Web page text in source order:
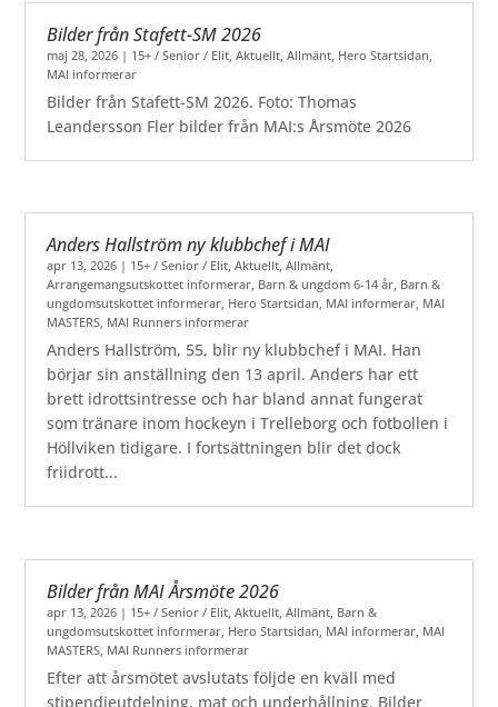
Bilder från Stafett-SM 2026
maj 28, 2026 | 15+ / Senior / Elit,Aktuellt,Allmänt, Hero Startsidan,
MAI informerar
Bilder från Stafett-SM 2026. Foto: Thomas
Leandersson Fler bilder från MAI:s Årsmöte 2026
Anders Hallström ny klubbchef i MAI
apr 13, 2026 | 15+ / Senior / Elit,Aktuellt,Allmänt,
Arrangemangsutskottet informerar, Barn & ungdom 6-14 år, Barn &
ungdomsutskottet informerar, Hero Startsidan, MAI informerar, MAI
MASTERS, MAI Runners informerar
Anders Hallström, 55, blir ny klubbchef i MAI. Han
börjar sin anställning den 13 april. Anders har ett
brett idrottsintresse och har bland annat fungerat
som tränare inom hockeyn i Trelleborg och fotbollen i
Höllviken tidigare. I fortsättningen blir det dock
friidrott...
Bilder från MAI Årsmöte 2026
apr 13, 2026 | 15+ / Senior / Elit ,Aktuellt ,Allmänt Barn &
ungdomsutskottet informerar Hero Startsidan MAI informerar MAI
MASTERS MAI Runners informerar
Efter att årsmötet avslutats följde en kväll med
stipendieutdelning, mat och underhållning. Bilder